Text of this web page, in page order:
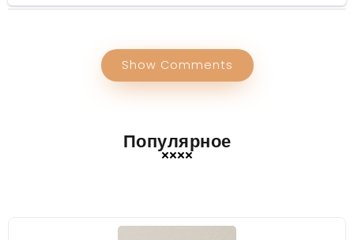
Show Comments
Популярное